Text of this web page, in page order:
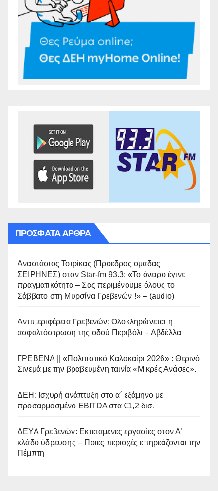
ΠΡΌΣΦΑΤΑ ΆΡΘΡΑ
Αναστάσιος Τσιρίκας (Πρόεδρος ομάδας
ΣΕΙΡΗΝΕΣ) στον Star-fm 93.3: «Το όνειρο έγινε
πραγματικότητα – Σας περιμένουμε όλους το
Σάββατο στη Μυρσίνα Γρεβενών !» – (audio)
Αντιπεριφέρεια Γρεβενών: Ολοκληρώνεται η
ασφαλτόστρωση της οδού Περιβόλι – Αβδέλλα
ΓΡΕΒΕΝΑ || «Πολιτιστικό Καλοκαίρι 2026» : Θερινό
Σινεμά με την βραβευμένη ταινία «Μικρές Ανάσες».
ΔΕΗ: Ισχυρή ανάπτυξη στο α΄ εξάμηνο με
προσαρμοσμένο EBITDA στα €1,2 δισ.
ΔΕΥΑ Γρεβενών: Εκτεταμένες εργασίες στον Α’
κλάδο ύδρευσης – Ποιες περιοχές επηρεάζονται την
Πέμπτη